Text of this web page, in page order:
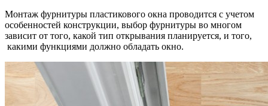
Монтаж фурнитуры пластикового окна проводится с учетом
особенностей конструкции, выбор фурнитуры во многом
зависит от того, какой тип открывания планируется, и того,
какими функциями должно обладать окно.